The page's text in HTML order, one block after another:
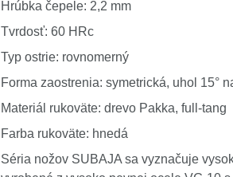
Hrúbka čepele: 2,2 mm
Tvrdosť: 60 HRc
Typ ostrie: rovnomerný
Forma zaostrenia: symetrická, uhol 15°
Materiál rukoväte: drevo Pakka, full-tang
Farba rukoväte: hnedá
Séria nožov SUBAJA sa vyznačuje